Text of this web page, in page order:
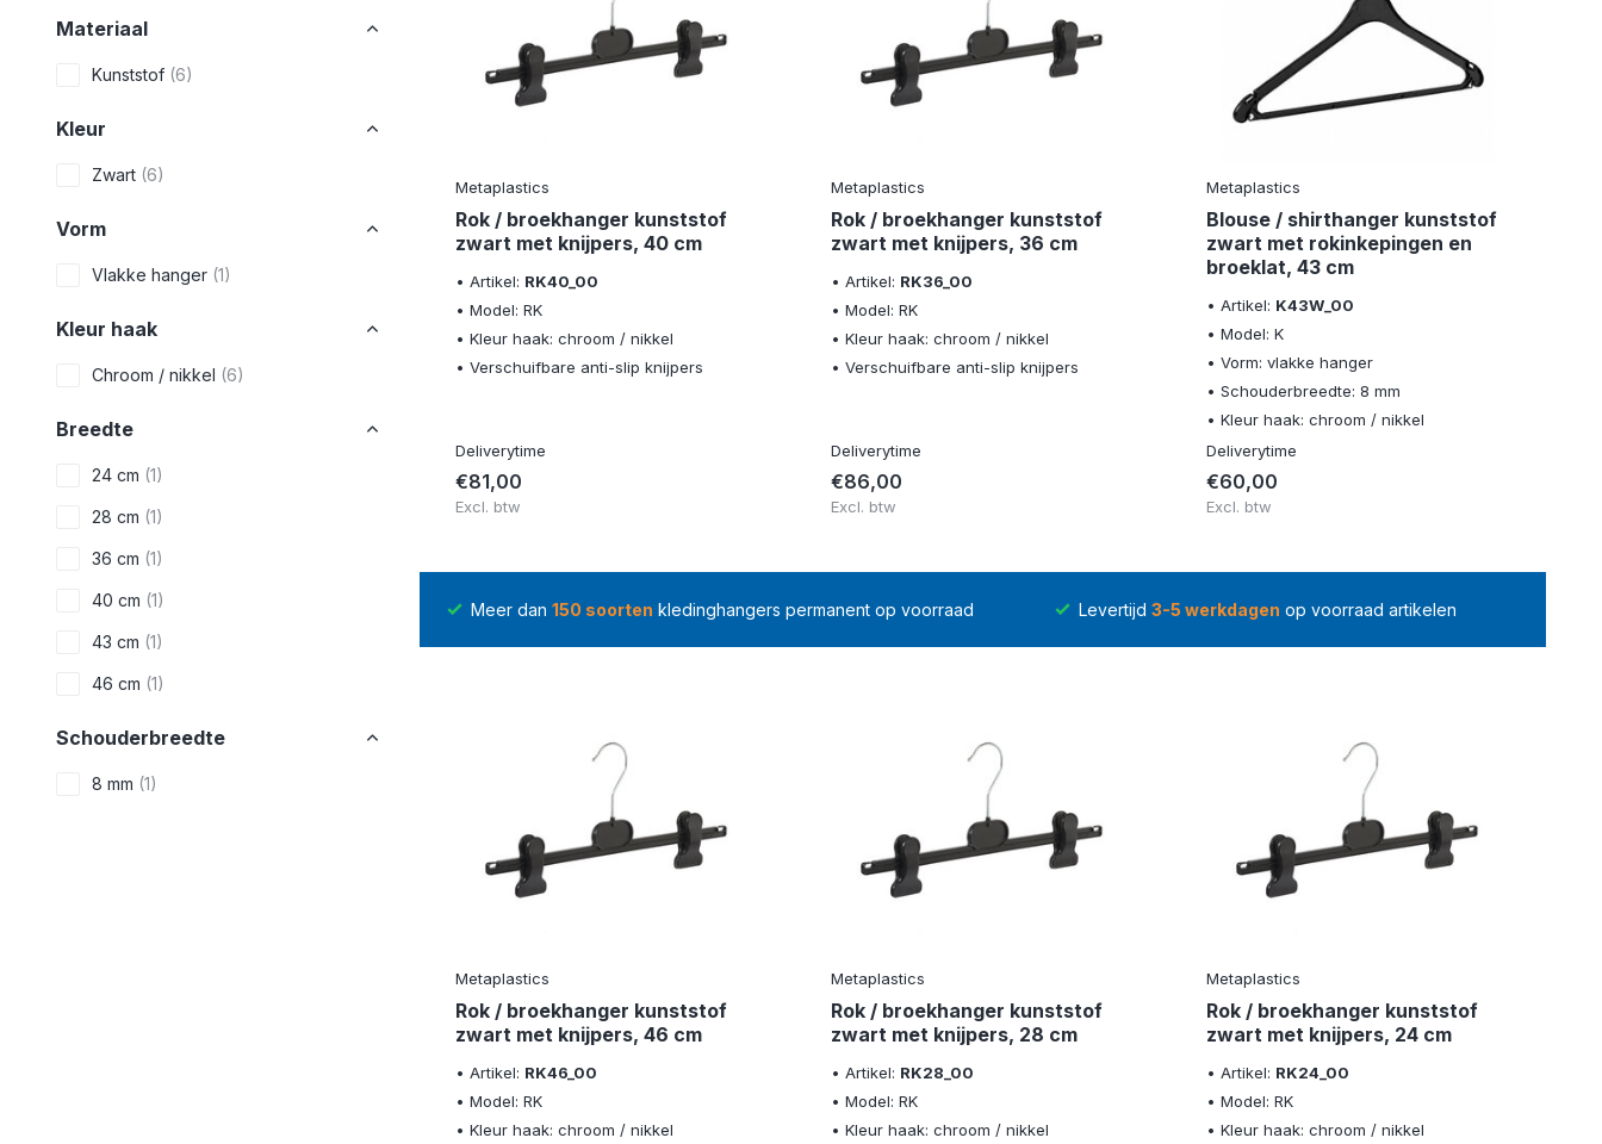
Materiaal
Kunststof (6)
Kleur
Zwart (6)
Vorm
Vlakke hanger (1)
Kleur haak
Chroom / nikkel (6)
Breedte
24 cm (1)
28 cm (1)
36 cm (1)
40 cm (1)
43 cm (1)
46 cm (1)
Schouderbreedte
8 mm (1)
Metaplastics
Rok / broekhanger kunststof
zwart met knijpers, 40 cm
• Artikel: RK40_00
• Model: RK
• Kleur haak: chroom / nikkel
• Verschuifbare anti-slip knijpers
Deliverytime
€81,00
Excl. btw
Metaplastics
Rok / broekhanger kunststof
zwart met knijpers, 36 cm
• Artikel: RK36_00
• Model: RK
• Kleur haak: chroom / nikkel
• Verschuifbare anti-slip knijpers
Deliverytime
€86,00
Excl. btw
Metaplastics
Blouse / shirthanger kunststof
zwart met rokinkepingen en
broeklat, 43 cm
• Artikel: K43W_00
• Model: K
• Vorm: vlakke hanger
• Schouderbreedte: 8 mm
• Kleur haak: chroom / nikkel
Deliverytime
€60,00
Excl. btw
14 dagenbedenktijd na levering Meer dan150 soorten kledinghangers permanent op voorraad Levertijd 3-5 werkdagen op voorraad artikelen
Metaplastics
Rok / broekhanger kunststof
zwart met knijpers, 46 cm
• Artikel: RK46_00
• Model: RK
• Kleur haak: chroom / nikkel
Metaplastics
Rok / broekhanger kunststof
zwart met knijpers, 28 cm
• Artikel: RK28_00
• Model: RK
• Kleur haak: chroom / nikkel
Metaplastics
Rok / broekhanger kunststof
zwart met knijpers, 24 cm
• Artikel: RK24_00
• Model: RK
• Kleur haak: chroom / nikkel